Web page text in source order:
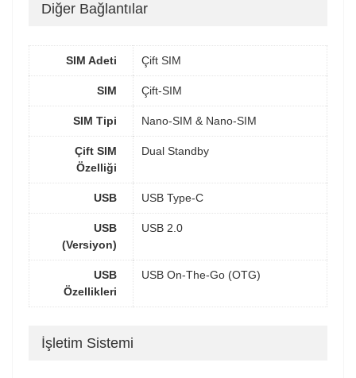
Diğer Bağlantılar
SIM Adeti Çift SIM
SIM Çift-SIM
SIM Tipi Nano-SIM & Nano-SIM
Çift SIM
Özelliği
Dual Standby
USB USB Type-C
USB
(Versiyon)
USB 2.0
USB
Özellikleri
USB On-The-Go (OTG)
İşletim Sistemi